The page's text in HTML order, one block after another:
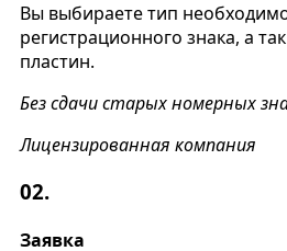
Вы выбираете тип
регистрационного знака, а
пластин.
Без сдачи старых номерных
Лицензированная компания
02.
Заявка